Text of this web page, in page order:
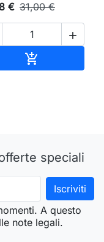
€ 31,00 €


speciali
A questo
note legali.